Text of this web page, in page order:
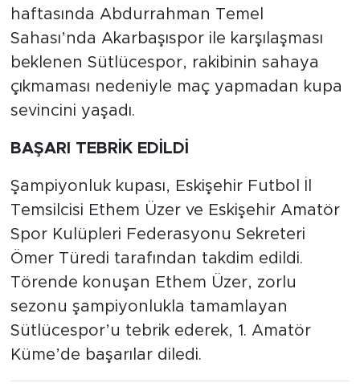
haftasında Abdurrahman Temel
Sahası’nda Akarbaşıspor ile karşılaşması
beklenen Sütlücespor, rakibinin sahaya
çıkmaması nedeniyle maç yapmadan kupa
sevincini yaşadı.
BAŞARI TEBRİK EDİLDİ
Şampiyonluk kupası, Eskişehir Futbol İl
Temsilcisi Ethem Üzer ve Eskişehir Amatör
Spor Kulüpleri Federasyonu Sekreteri
Ömer Türedi tarafından takdim edildi.
Törende konuşan Ethem Üzer, zorlu
sezonu şampiyonlukla tamamlayan
Sütlücespor’u tebrik ederek, 1. Amatör
Küme’de başarılar diledi.